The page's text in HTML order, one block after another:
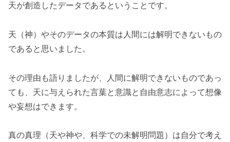
天が創造したデータであるということです。
天（神）やそのデータの本質は人間には解明できないもの
であると思いました。
その理由も語りましたが、人間に解明できないものであっ
ても、天に与えられた言葉と意識と自由意志によって想像
や妄想はできます。
真の真理（天や神や、科学での未解明問題）は自分で考え